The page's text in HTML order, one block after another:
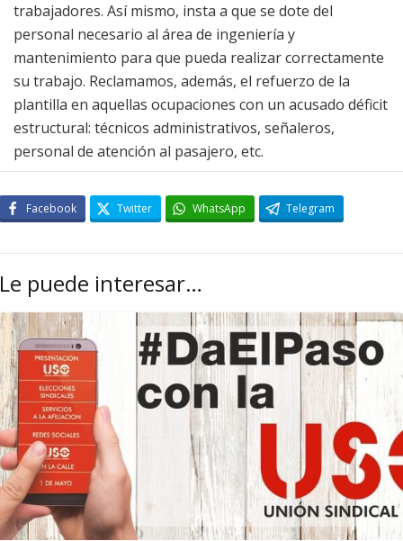
trabajadores. Así mismo, insta a que se dote del
personal necesario al área de ingeniería y
mantenimiento para que pueda realizar correctamente
su trabajo. Reclamamos, además, el refuerzo de la
plantilla en aquellas ocupaciones con un acusado déficit
estructural: técnicos administrativos, señaleros,
personal de atención al pasajero, etc.
Facebook Twitter WhatsApp Telegram
Le puede interesar…